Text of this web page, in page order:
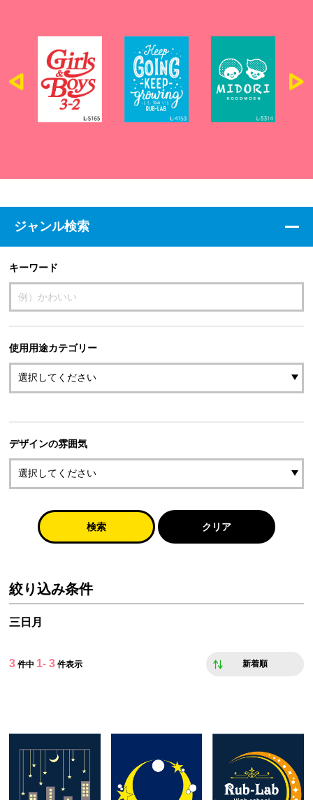
ジャンル検索
キーワード
使用用途カテゴリー
デザインの雰囲気
検索 クリア
絞り込み条件
三日月
3 件中 1- 3 件表示 新着順